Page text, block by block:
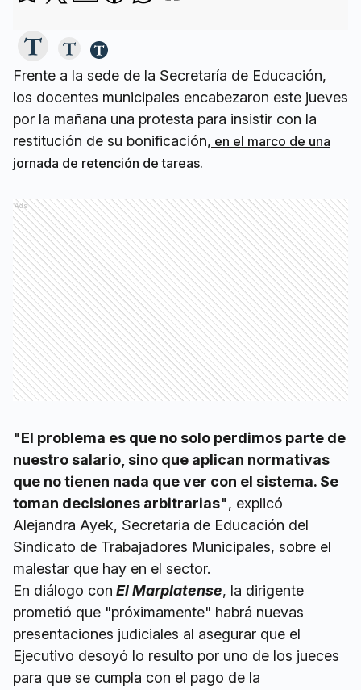
Frente a la sede de la Secretaría de Educación,
los docentes municipales encabezaron este jueves
por la mañana una protesta para insistir con la
restitución de su bonificación, en el marco de una
jornada de retención de tareas.
Ads
"El problema es que no solo perdimos parte de
nuestro salario, sino que aplican normativas
que no tienen nada que ver con el sistema. Se
toman decisiones arbitrarias", explicó
Alejandra Ayek, Secretaria de Educación del
Sindicato de Trabajadores Municipales, sobre el
malestar que hay en el sector.
En diálogo con El Marplatense, la dirigente
prometió que "próximamente" habrá nuevas
presentaciones judiciales al asegurar que el
Ejecutivo desoyó lo resulto por uno de los jueces
para que se cumpla con el pago de la